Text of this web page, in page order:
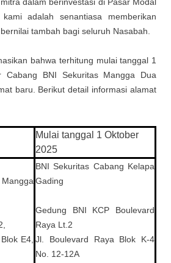
dalam berinvestasi di Pasar Modal
adalah senantiasa memberikan
tambah bagi seluruh Nasabah.
bahwa terhitung mulai tanggal 1
Cabang BNI Sekuritas Mangga Dua
baru. Berikut detail informasi alamat
Mulai tanggal 1 Oktober
2025
Mangga
E4,
BNI Sekuritas Cabang Kelapa
Gading
Gedung BNI KCP Boulevard
Raya Lt.2
Jl. Boulevard Raya Blok K-4
No. 12-12A